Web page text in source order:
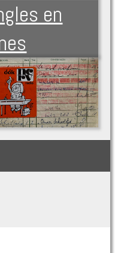
en